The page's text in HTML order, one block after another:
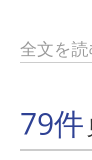
全文を
79件